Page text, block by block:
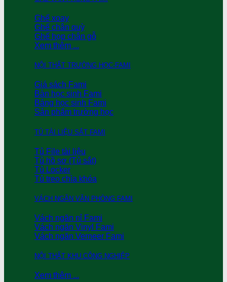
Ghế xoay
Ghế chân quỳ
Ghế họp chân gỗ
Xem thêm ...
NỘI THẤT TRƯỜNG HỌC-FAMI
Giá sách Fami
Bàn học sinh Fami
Bảng học sinh Fami
Sản phẩm trường học
TỦ TÀI LIỆU SẮT FAMI
Tủ File tài liệu
Tủ hồ sơ (Tủ sắt)
Tủ Locker
Tủ treo chìa khóa
VÁCH NGĂN VĂN PHÒNG FAMI
Vách ngăn nỉ Fami
Vách ngăn Vinyl Fami
Vách ngăn Verneer Fami
NỘI THẤT KHU CÔNG NGHIỆP
Xem thêm ...